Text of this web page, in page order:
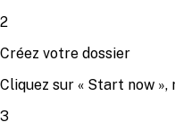
2
Créez votre dossier
Cliquez sur « Start now
3